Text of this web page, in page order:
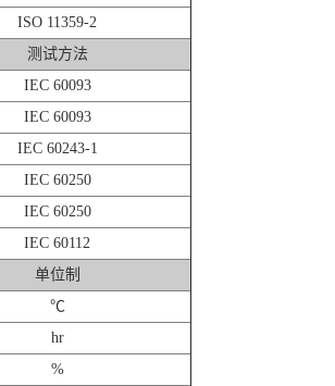
ISO 11359-2
测试方法
IEC 60093
IEC 60093
IEC 60243-1
IEC 60250
IEC 60250
IEC 60112
单位制
℃
hr
%